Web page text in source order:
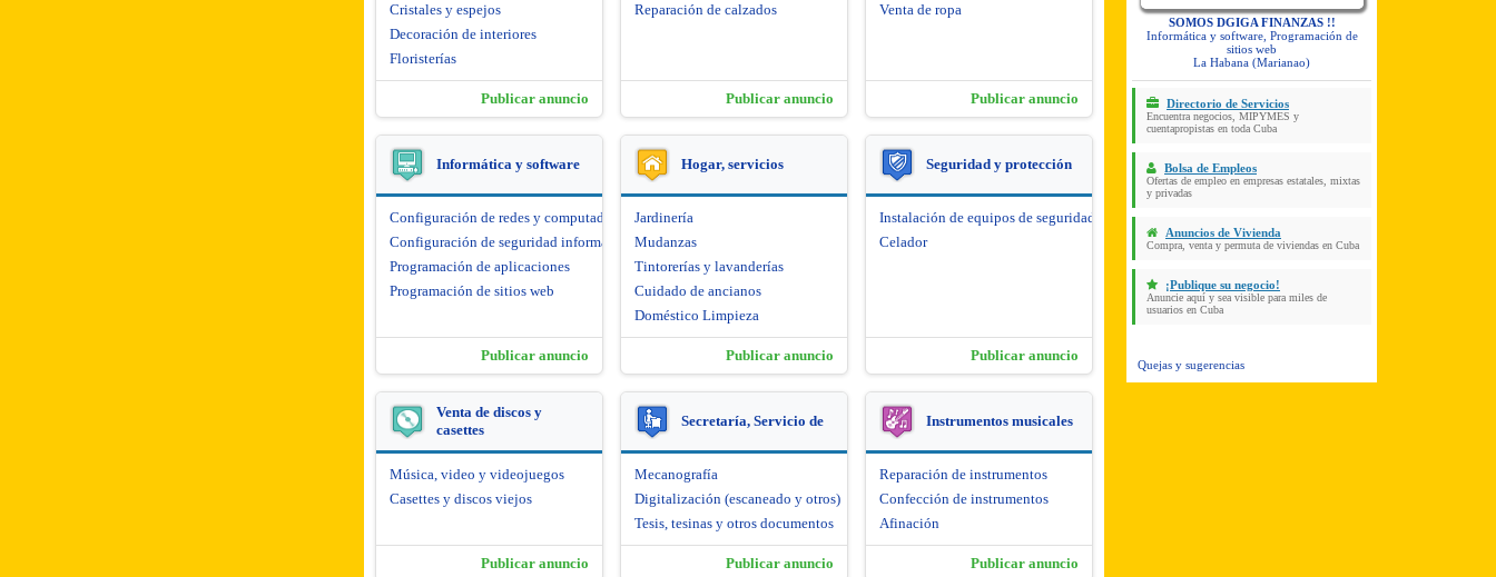
Cristales y espejos
Decoración de interiores
Floristerías
Publicar anuncio
Reparación de calzados
Publicar anuncio
Venta de ropa
Publicar anuncio
Informática y software
Configuración de redes y computadoras
Configuración de seguridad informática
Programación de aplicaciones
Programación de sitios web
Publicar anuncio
Hogar, servicios
Jardinería
Mudanzas
Tintorerías y lavanderías
Cuidado de ancianos
Doméstico Limpieza
Publicar anuncio
Seguridad y protección
Instalación de equipos de seguridad y protección
Celador
Publicar anuncio
Venta de discos y
casettes
Música, video y videojuegos
Casettes y discos viejos
Publicar anuncio
Secretaría, Servicio de
Mecanografía
Digitalización (escaneado y otros)
Tesis, tesinas y otros documentos
Publicar anuncio
Instrumentos musicales
Reparación de instrumentos
Confección de instrumentos
Afinación
Publicar anuncio
SOMOS DGIGA FINANZAS !!
Informática y software, Programación de
sitios web
La Habana (Marianao)
Directorio de Servicios
Encuentra negocios, MIPYMES y
cuentapropistas en toda Cuba
Bolsa de Empleos
Ofertas de empleo en empresas estatales, mixtas
y privadas
Anuncios de Vivienda
Compra, venta y permuta de viviendas en Cuba
¡Publique su negocio!
Anuncie aquí y sea visible para miles de
usuarios en Cuba
Quejas y sugerencias